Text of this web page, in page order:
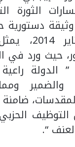
الثورة
كانون
حيث ورد في
الدولة
والضمير
التوظيف
“.